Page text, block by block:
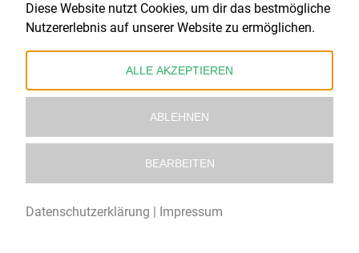
Gefördert durch:
Diese Website nutzt Cookies, um dir das bestmögliche
Nutzererlebnis auf unserer Website zu ermöglichen.
ALLE AKZEPTIEREN
ABLEHNEN
BEARBEITEN
Datenschutzerklärung | Impressum